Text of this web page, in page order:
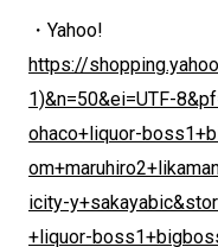
・Yahoo!
https://
1)&n=50&ei=UTF-
ohaco+liquor-
icity-
+liquor-